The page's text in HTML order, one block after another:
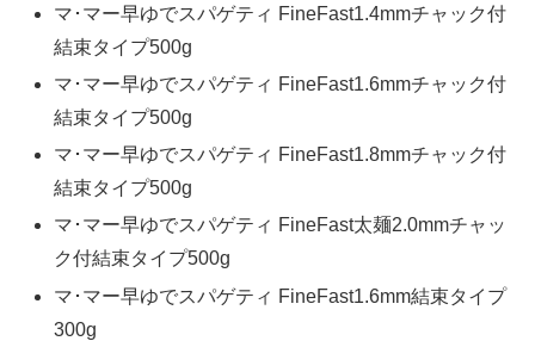
マ･マー早ゆでスパゲティ FineFast1.4mmチャック付
結束タイプ500g
マ･マー早ゆでスパゲティ FineFast1.6mmチャック付
結束タイプ500g
マ･マー早ゆでスパゲティ FineFast1.8mmチャック付
結束タイプ500g
マ･マー早ゆでスパゲティ FineFast太麺2.0mmチャッ
ク付結束タイプ500g
マ･マー早ゆでスパゲティ FineFast1.6mm結束タイプ
300g